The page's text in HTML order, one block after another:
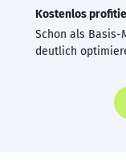
Kostenlos
Schon als Basis-
deutlich